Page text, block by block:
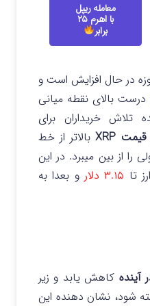
معامله ریپل
با اهرم ۲۵
برابر
درست بالای نقطه میانی
تلاش خریداران برای
قیمت XRP
بالاتر از خط
را از بین میبرد. در این
تا ۳.۱۵ دلار
و بعدا به
آینده کاهش یابد و زیر
۲۰ روزه بسته شود، نشان دهنده این